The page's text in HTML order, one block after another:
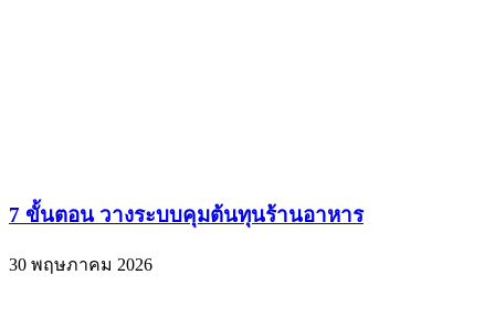
7 ขั้นตอน วางระบบคุมต้นทุนร้านอาหาร
30 พฤษภาคม 2026